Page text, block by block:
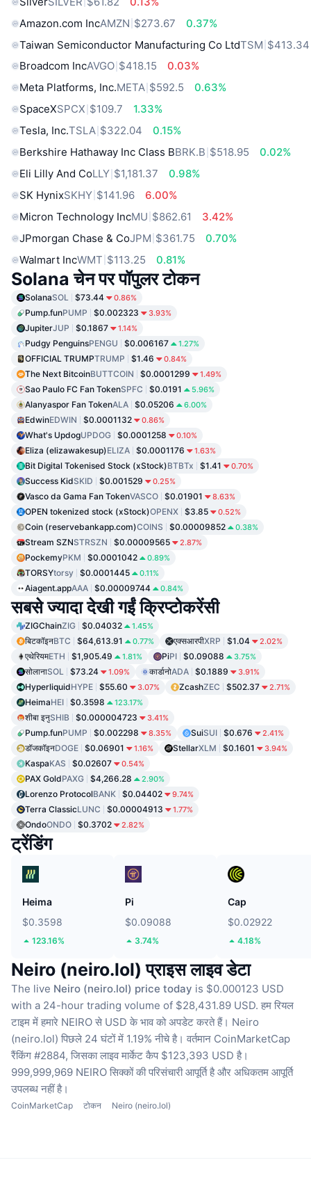
Amazon.com IncAMZN $273.67
0.37%
Taiwan Semiconductor Manufacturing Co LtdTSM $413.34
Broadcom IncAVGO $418.15
0.03%
Meta Platforms, Inc.META $592.5
0.63%
SpaceXSPCX $109.7
1.33%
Tesla, Inc.TSLA $322.04
0.15%
Berkshire Hathaway Inc Class BBRK.B $518.95
0.02%
Eli Lilly And CoLLY $1,181.37
0.98%
SK HynixSKHY $141.96
6.00%
Micron Technology IncMU $862.61
3.42%
JPmorgan Chase & CoJPM $361.75
0.70%
Walmart IncWMT $113.25 0.81%
Solana चेन पर पॉपुलर टोकन
SolanaSOL $73.44 0.86%
Pump.funPUMP $0.002323 3.93%
JupiterJUP $0.1867 1.14%
Pudgy PenguinsPENGU $0.006167 1.27%
OFFICIAL TRUMPTRUMP $1.46 0.84%
The Next BitcoinBUTTCOIN $0.0001299 1.49%
Sao Paulo FC Fan TokenSPFC $0.0191 5.96%
Alanyaspor Fan TokenALA $0.05206 6.00%
EdwinEDWIN $0.0001132 0.86%
What's UpdogUPDOG $0.0001258 0.10%
Eliza (elizawakesup)ELIZA $0.0001176 1.63%
Bit Digital Tokenised Stock (xStock)BTBTx $1.41 0.70%
Success KidSKID $0.001529 0.25%
Vasco da Gama Fan TokenVASCO $0.01901 8.63%
OPEN tokenized stock (xStock)OPENX $3.85 0.52%
Coin (reservebankapp.com)COINS $0.00009852 0.38%
Stream SZNSTRSZN $0.00009565 2.87%
PockemyPKM $0.0001042 0.89%
TORSYtorsy $0.0001445 0.11%
Aiagent.appAAA $0.00009744 0.84%
सबसे ज्यादा देखी गईं क्रिप्टोकरेंसी
ZIGChainZIG $0.04032 1.45%
बिटकॉइनBTC $64,613.91 0.77% एक्सआरपीXRP $1.04 2.02%
एथेरियमETH $1,905.49 1.81% PiPI $0.09088 3.75%
सोलानाSOL $73.24 1.09% कार्डानोADA $0.1889 3.91%
HyperliquidHYPE $55.60 3.07% ZcashZEC $502.37 2.71%
HeimaHEI $0.3598 123.17%
शीबा इनुSHIB $0.000004723 3.41%
Pump.funPUMP $0.002298 8.35% SuiSUI $0.676 2.41%
डॉजकॉइनDOGE $0.06901 1.16% StellarXLM $0.1601 3.94%
KaspaKAS $0.02607 0.54%
PAX GoldPAXG $4,266.28 2.90%
Lorenzo ProtocolBANK $0.04402 9.74%
Terra ClassicLUNC $0.00004913 1.77%
OndoONDO $0.3702 2.82%
ट्रेंडिंग
Heima
$0.3598
123.16%
Pi
$0.09088
3.74%
Cap
$0.02922
4.18%
Neiro (neiro.lol) प्राइस लाइव डेटा
The live Neiro (neiro.lol) price today is $0.000123 USD
with a 24-hour trading volume of $28,431.89 USD. हम रियल
टाइम में हमारे NEIRO से USD के भाव को अपडेट करते हैं। Neiro
(neiro.lol) पिछले 24 घंटों में 1.19% नीचे है। वर्तमान CoinMarketCap
रैंकिंग #2884, जिसका लाइव मार्केट कैप $123,393 USD है।
999,999,969 NEIRO सिक्कों की परिसंचारी आपूर्ति है और अधिकतम आपूर्ति
उपलब्ध नहीं है।
CoinMarketCap टोकन Neiro (neiro.lol)